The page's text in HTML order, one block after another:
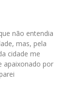
não entendia
mas, pela
cidade me
apaixonado por